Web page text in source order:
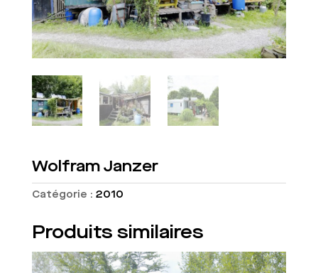
Wolfram Janzer
Catégorie : 2010
Produits similaires